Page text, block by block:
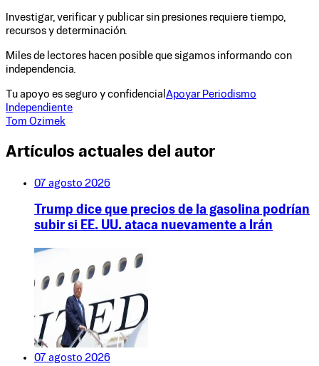
Investigar, verificar y publicar sin presiones requiere tiempo,
recursos y determinación.
Miles de lectores hacen posible que sigamos informando con
independencia.
Tu apoyo es seguro y confidencial Apoyar Periodismo
Independiente
Tom Ozimek
Artículos actuales del autor
07 agosto 2026
Trump dice que precios de la gasolina podrían
subir si EE. UU. ataca nuevamente a Irán
07 agosto 2026